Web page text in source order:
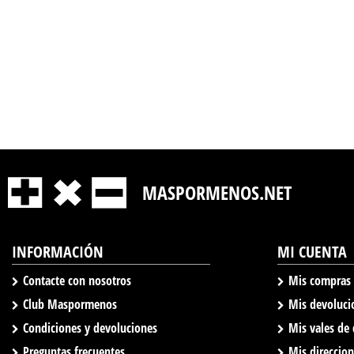
MASPORMENOS.NET
INFORMACIÓN
Contacte con nosotros
Club Maspormenos
Condiciones y devoluciones
MI CUENTA
Mis compras
Mis
Mis vales de